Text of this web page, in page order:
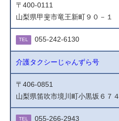
〒400-0111
山梨県甲斐市竜王新町９０－１
TEL 055-242-6130
介護タクシーじゃんずら号
〒406-0851
山梨県笛吹市境川町小黒坂６７４
TEL 055-266-2943